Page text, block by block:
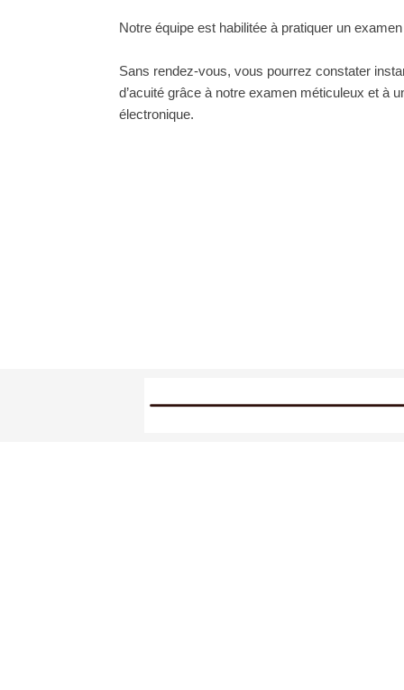
Notre équipe est habilitée à pratiquer un
Sans rendez-vous, vous pourrez constater
d’acuité grâce à notre examen méticuleux et à
électronique.